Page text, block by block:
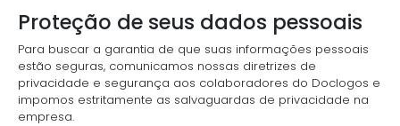
Proteção de seus dados pessoais
Para buscar a garantia de que suas informações pessoais
estão seguras, comunicamos nossas diretrizes de
privacidade e segurança aos colaboradores do Doclogos e
impomos estritamente as salvaguardas de privacidade na
empresa.